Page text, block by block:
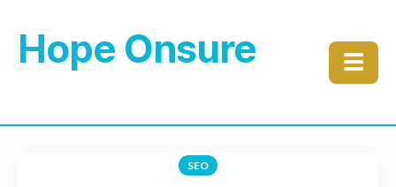
Hope Onsure ☰
SEO